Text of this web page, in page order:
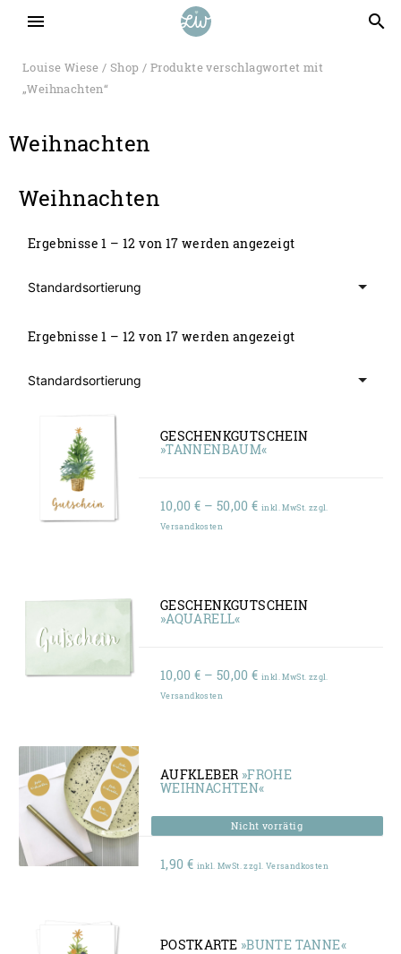
menu search
Louise Wiese / Shop / Produkte verschlagwortet mit
„Weihnachten“
Weihnachten
Weihnachten
Ergebnisse 1 – 12 von 17 werden angezeigt
Ergebnisse 1 – 12 von 17 werden angezeigt
GESCHENKGUTSCHEIN
»TANNENBAUM«
10,00€ – 50,00€Preisspanne:
inkl. MwSt. zzgl.
Versandkosten
GESCHENKGUTSCHEIN
»AQUARELL«
10,00€ – 50,00€Preisspanne:
inkl. MwSt. zzgl.
Versandkosten
AUFKLEBER »FROHE
WEIHNACHTEN«
1,90 € inkl. MwSt. zzgl. Versandkosten
POSTKARTE »BUNTE TANNE«